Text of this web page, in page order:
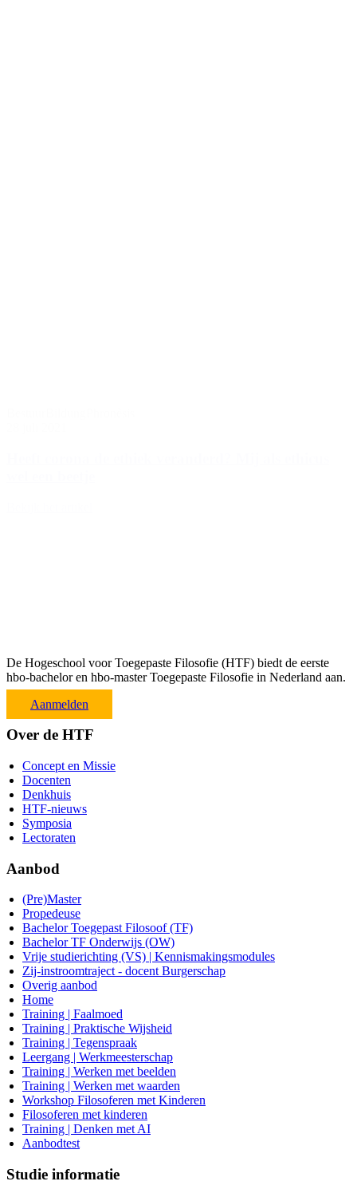
De Hogeschool voor Toegepaste Filosofie (HTF) biedt de eerste
hbo-bachelor en hbo-master Toegepaste Filosofie in Nederland aan.
Aanmelden
Over de HTF
Concept en Missie
Docenten
Denkhuis
HTF-nieuws
Symposia
Lectoraten
Aanbod
(Pre)Master
Propedeuse
Bachelor Toegepast Filosoof (TF)
Bachelor TF Onderwijs (OW)
Vrije studierichting (VS) | Kennismakingsmodules
Zij-instroomtraject - docent Burgerschap
Overig aanbod
Home
Training | Faalmoed
Training | Praktische Wijsheid
Training | Tegenspraak
Leergang | Werkmeesterschap
Training | Werken met beelden
Training | Werken met waarden
Workshop Filosoferen met Kinderen
Filosoferen met kinderen
Training | Denken met AI
Aanbodtest
Studie informatie